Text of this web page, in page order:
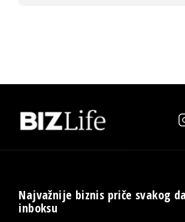
Najvažnije biznis priče svakog
inboksu